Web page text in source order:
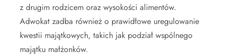
z drugim rodzicem oraz wysokości alimentów.
Adwokat zadba również o prawidłowe uregulowanie
kwestii majątkowych, takich jak podział wspólnego
majątku małżonków.